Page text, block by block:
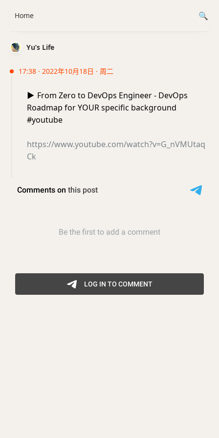
Yu’s Life
17:38 · 2022年10月18日 · 周二
▶️ From Zero to DevOps Engineer - DevOps
Roadmap for YOUR specific background
#youtube
https://www.youtube.com/watch?v=G_nVMUtaq
Ck
Home